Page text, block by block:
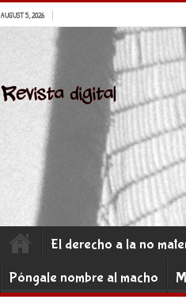
AUGUST 5, 2026
El derecho a la no
Póngale nombre al macho